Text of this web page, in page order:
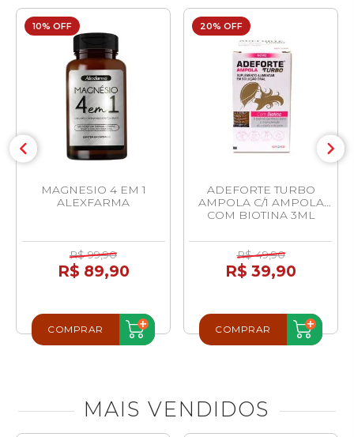
10% OFF
MAGNESIO 4 EM 1
ALEXFARMA
R$ 99,90
R$ 89,90
COMPRAR
20% OFF
ADEFORTE TURBO
AMPOLA C/1 AMPOLA
COM BIOTINA 3ML
R$ 49,90
R$ 39,90
COMPRAR
MAIS VENDIDOS